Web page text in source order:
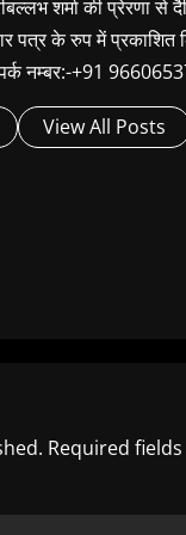
शर्मा की प्रेरणा
पत्र के रुप में प्रकाशित
नम्बर:-+91
View All Posts
Required